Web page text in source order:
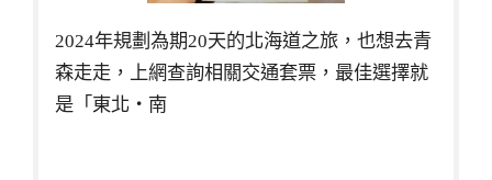
2024年規劃為期20天的北海道之旅，也想去青
森走走，上網查詢相關交通套票，最佳選擇就
是「東北・南